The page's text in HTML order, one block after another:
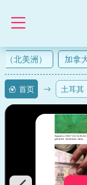
北美洲） 加拿
首页 土耳其